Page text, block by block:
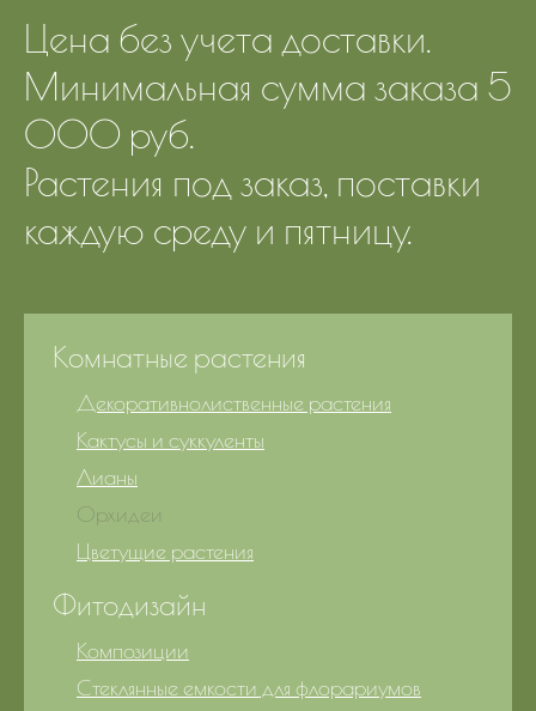
Цена без учета доставки.
Минимальная сумма заказа 5
000 руб.
Растения под заказ, поставки
каждую среду и пятницу.
Комнатные растения
Декоративнолиственные растения
Кактусы и суккуленты
Лианы
Орхидеи
Цветущие растения
Фитодизайн
Композиции
Стеклянные емкости для флорариумов